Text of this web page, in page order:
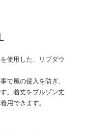
使用した、リブダウ
で風の侵入を防ぎ、
。着丈をブルゾン丈
用できます。